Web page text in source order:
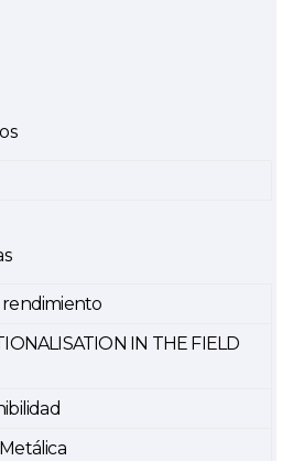
rendimiento
IN THE FIELD